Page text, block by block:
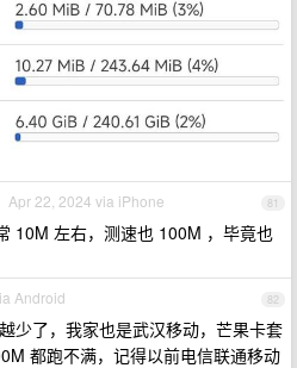
81
Apr 22, 2024 via iPhone
10M 左右，测速也 100M ，毕竟也
82
Android
少了，我家也是武汉移动，芒果卡套
都跑不满，记得以前电信联通移动